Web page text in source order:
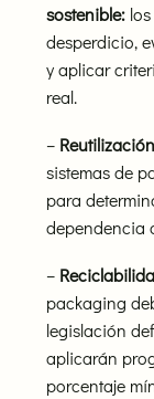
sostenible:
desperdicio,
y aplicar
real.
–
sistemas de
para
dependencia
–
packaging
legislación
aplicarán
porcentaje